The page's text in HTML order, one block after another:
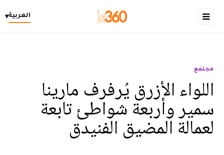
العربية▾
مجتمع
اللواء الأزرق يُرفرف مارينا
سمير وأربعة شواطئ تابعة
لعمالة المضيق الفنيدق